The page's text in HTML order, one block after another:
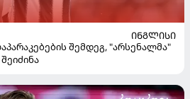
ᲘᲜᲒᲚᲘᲡᲘ
შემდეგ, "არსენალმა"